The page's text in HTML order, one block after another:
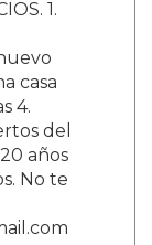
1.
casa
4.
del
años
No te